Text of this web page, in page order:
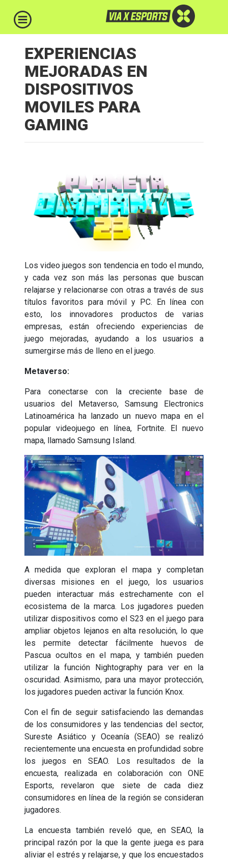
EXPERIENCIAS
MEJORADAS EN
DISPOSITIVOS
MOVILES PARA
GAMING
Los video juegos son tendencia en todo el mundo,
y cada vez son más las personas que buscan
relajarse y relacionarse con otras a través de sus
títulos favoritos para móvil y PC. En línea con
esto, los innovadores productos de varias
empresas, están ofreciendo experiencias de
juego mejoradas, ayudando a los usuarios a
sumergirse más de lleno en el juego.
Metaverso:
Para conectarse con la creciente base de
usuarios del Metaverso, Samsung Electronics
Latinoamérica ha lanzado un nuevo mapa en el
popular videojuego en línea, Fortnite. El nuevo
mapa, llamado Samsung Island.
A medida que exploran el mapa y completan
diversas misiones en el juego, los usuarios
pueden interactuar más estrechamente con el
ecosistema de la marca. Los jugadores pueden
utilizar dispositivos como el S23 en el juego para
ampliar objetos lejanos en alta resolución, lo que
les permite detectar fácilmente huevos de
Pascua ocultos en el mapa, y también pueden
utilizar la función Nightography para ver en la
oscuridad. Asimismo, para una mayor protección,
los jugadores pueden activar la función Knox.
Con el fin de seguir satisfaciendo las demandas
de los consumidores y las tendencias del sector,
Sureste Asiático y Oceanía (SEAO) se realizó
recientemente una encuesta en profundidad sobre
los juegos en SEAO. Los resultados de la
encuesta, realizada en colaboración con ONE
Esports, revelaron que siete de cada diez
consumidores en línea de la región se consideran
jugadores.
La encuesta también reveló que, en SEAO, la
principal razón por la que la gente juega es para
aliviar el estrés y relajarse, y que los encuestados